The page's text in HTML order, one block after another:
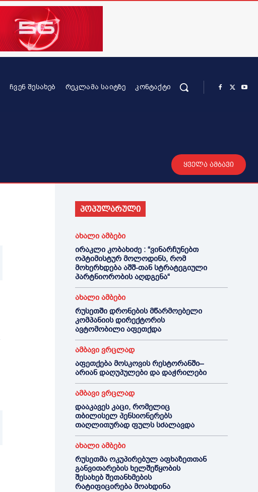
ᲩᲕᲔᲜ ᲨᲔᲡᲐᲮᲔᲑ ᲠᲔᲙᲚᲐᲛᲐ ᲡᲐᲘᲢᲖᲔ ᲙᲝᲜᲢᲐᲥᲢᲘ
ყველა ამბავი
პოპულარული
ახალი ამბები
ირაკლი კობახიძე : “ვინარჩუნებთ
ოპტიმისტურ მოლოდინს, რომ
მოხერხდება აშშ-თან სტრატეგიული
პარტნიორობის აღდგენა“
ახალი ამბები
რუსეთში დრონების მწარმოებელი
კომპანიის დირექტორის
ავტომობილი აფეთქდა
ამბავი ვრცლად
აფეთქება მოსკოვის რესტორანში–
არიან დაღუპულები და დაჭრილები
ამბავი ვრცლად
დააკავეს კაცი, რომელიც
თბილისელ პენსიონერებს
თაღლითურად ფულს სძალავდა
ახალი ამბები
რუსეთმა ოკუპირებულ აფხაზეთთან
განვითარების ხელშეწყობის
შესახებ შეთანხმების
რატიფიცირება მოახდინა